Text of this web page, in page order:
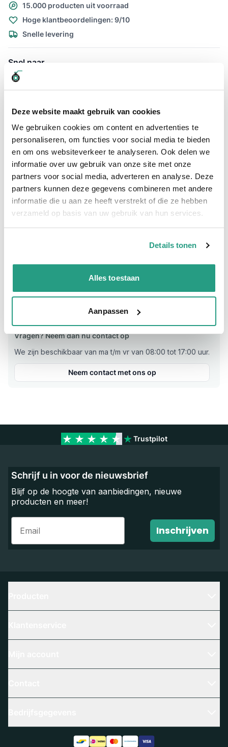
Deze website maakt gebruik van cookies
We gebruiken cookies om content en advertenties te
personaliseren, om functies voor social media te bieden
en om ons websiteverkeer te analyseren. Ook delen we
informatie over uw gebruik van onze site met onze
partners voor social media, adverteren en analyse. Deze
partners kunnen deze gegevens combineren met andere
informatie die u aan ze heeft verstrekt of die ze hebben
verzameld op basis van uw gebruik van hun services.
Details tonen
Alles toestaan
Aanpassen
15.000 producten uit voorraad
Hoge klantbeoordelingen: 9/10
Snelle levering
Snel naar
Details
De RVS Snaptite adapter female 1/2" is uitwisselbaar met de
syst. Snap-tite koppelingen.
Plus- en minpunten
Uitwisselbaar met systeem Snap-tite
RVS uitvoering
Geschikt voor 200 bar
Verkoopeenheid Per stuk
Vragen? Neem dan nu contact op
We zijn beschikbaar van ma t/m vr van 08:00 tot 17:00 uur.
Neem contact met ons op
Trustpilot
Schrijf u in voor de nieuwsbrief
Blijf op de hoogte van aanbiedingen, nieuwe
producten en meer!
Email
Inschrijven